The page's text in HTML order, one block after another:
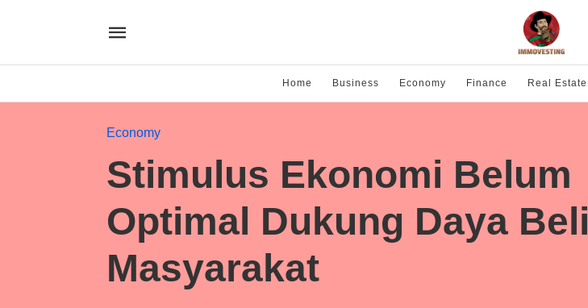
Home Business Economy Finance Real Estate
Economy
Stimulus Ekonomi Belum
Optimal Dukung Daya Beli
Masyarakat